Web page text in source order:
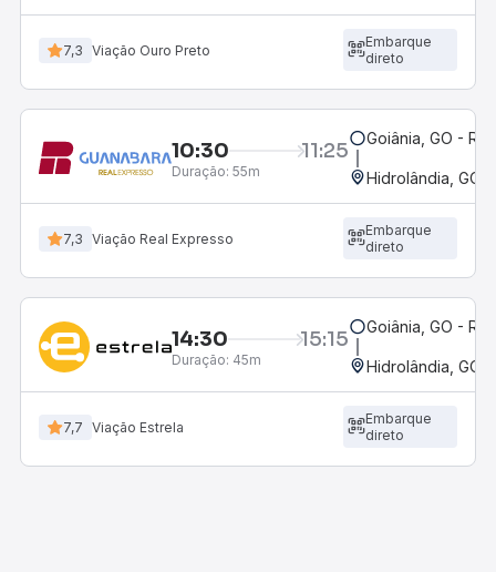
7,3 Viação Ouro Preto
Embarque
direto
10:30 11:25
Duração: 55m
Goiânia, GO -
Hidrolândia, GO
7,3 Viação Real Expresso
Embarque
direto
14:30 15:15
Duração: 45m
Goiânia, GO -
Hidrolândia, GO
7,7 Viação Estrela
Embarque
direto